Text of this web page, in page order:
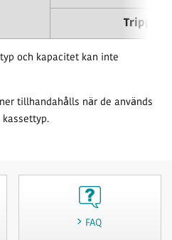
Trippel
och kapacitet kan inte
tillhandahålls när de används
kassettyp.
FAQ